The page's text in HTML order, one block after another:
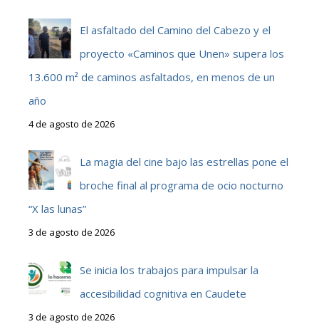
El asfaltado del Camino del Cabezo y el
proyecto «Caminos que Unen» supera los
13.600 m² de caminos asfaltados, en menos de un
año
4 de agosto de 2026
La magia del cine bajo las estrellas pone el
broche final al programa de ocio nocturno
“X las lunas”
3 de agosto de 2026
Se inicia los trabajos para impulsar la
accesibilidad cognitiva en Caudete
3 de agosto de 2026